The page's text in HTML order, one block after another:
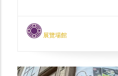
中與李梅樹紀念館淵源
課日曾安排全校老師到
年11月與李梅樹紀念館
展覽場館